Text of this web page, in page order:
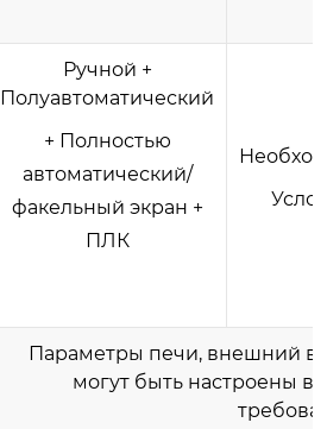
Ручной +
Полуавтоматический
+ Полностью
автоматический/
факельный экран +
ПЛК
Параметры печи, внешний
могут быть настроены в